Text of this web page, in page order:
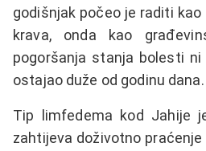
godišnjak počeo je raditi
krava, onda kao
pogoršanja stanja bolesti
ostajao duže od godinu dana.
Tip limfedema kod Jahije
zahtijeva doživotno praćenje